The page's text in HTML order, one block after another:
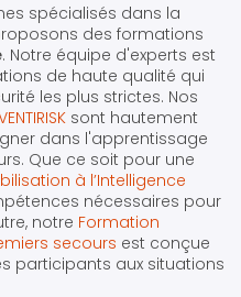
spécialisés dans la
des formations
. Notre équipe d'experts est
de haute qualité qui
les plus strictes. Nos
sont hautement
dans l'apprentissage
Que ce soit pour une
à l’Intelligence
nécessaires pour
notre Formation
secours est conçue
participants aux situations